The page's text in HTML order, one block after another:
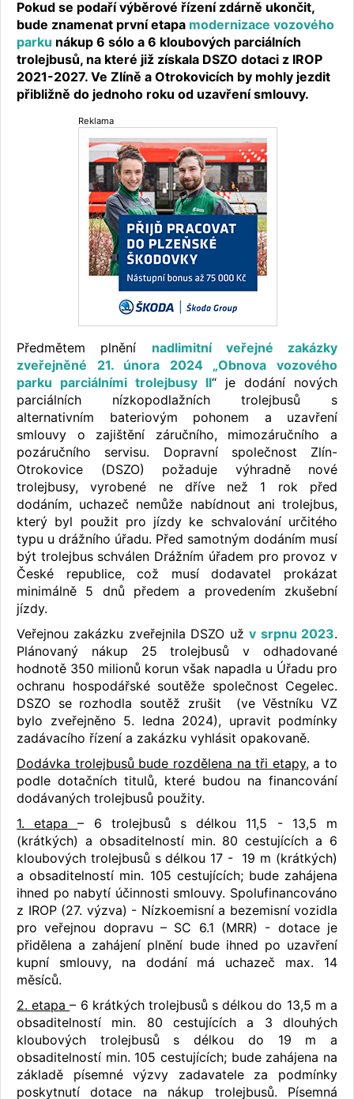
Pokud se podaří výběrové řízení zdárně ukončit,
bude znamenat první etapa modernizace vozového
parku nákup 6 sólo a 6 kloubových parciálních
trolejbusů, na které již získala DSZO dotaci z IROP
2021-2027. Ve Zlíně a Otrokovicích by mohly jezdit
přibližně do jednoho roku od uzavření smlouvy.
Reklama
Předmětem plnění nadlimitní veřejné zakázky
zveřejněné 21. února 2024 „Obnova vozového
parku parciálními trolejbusy II“ je dodání nových
parciálních nízkopodlažních trolejbusů s
alternativním bateriovým pohonem a uzavření
smlouvy o zajištění záručního, mimozáručního a
pozáručního servisu. Dopravní společnost Zlín-
Otrokovice (DSZO) požaduje výhradně nové
trolejbusy, vyrobené ne dříve než 1 rok před
dodáním, uchazeč nemůže nabídnout ani trolejbus,
který byl použit pro jízdy ke schvalování určitého
typu u drážního úřadu. Před samotným dodáním musí
být trolejbus schválen Drážním úřadem pro provoz v
České republice, což musí dodavatel prokázat
minimálně 5 dnů předem a provedením zkušební
jízdy.
Veřejnou zakázku zveřejnila DSZO užv srpnu 2023.
Plánovaný nákup 25 trolejbusů v odhadované
hodnotě 350 milionů korun však napadla u Úřadu pro
ochranu hospodářské soutěže společnost Cegelec.
DSZO se rozhodla soutěž zrušit (ve Věstníku VZ
bylo zveřejněno 5. ledna 2024), upravit podmínky
zadávacího řízení a zakázku vyhlásit opakovaně.
Dodávka trolejbusů bude rozdělena na tři etapy, a to
podle dotačních titulů, které budou na financování
dodávaných trolejbusů použity.
1. etapa– 6 trolejbusů s délkou 11,5 - 13,5 m
(krátkých) a obsaditelností min. 80 cestujících a 6
kloubových trolejbusů s délkou 17 - 19 m (krátkých)
a obsaditelností min. 105 cestujících; bude zahájena
ihned po nabytí účinnosti smlouvy. Spolufinancováno
z IROP (27. výzva) - Nízkoemisní a bezemisní vozidla
pro veřejnou dopravu – SC 6.1 (MRR) - dotace je
přidělena a zahájení plnění bude ihned po uzavření
kupní smlouvy, na dodání má uchazeč max. 14
měsíců.
2. etapa– 6 krátkých trolejbusů s délkou do 13,5 m a
obsaditelností min. 80 cestujících a 3 dlouhých
kloubových trolejbusů s délkou do 19 m a
obsaditelností min. 105 cestujících; bude zahájena na
základě písemné výzvy zadavatele za podmínky
poskytnutí dotace na nákup trolejbusů. Písemná